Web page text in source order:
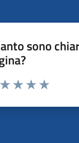
sono
da 1 a 5 stelle la pagina